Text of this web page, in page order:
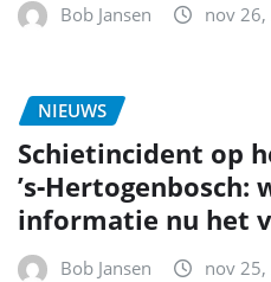
Bob Jansen nov
NIEUWS
Schietincident op
’s‑Hertogenbosch:
informatie nu het
Bob Jansen nov